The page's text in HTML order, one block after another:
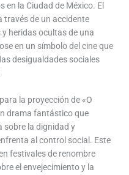
en la Ciudad de México. El
través de un accidente
heridas ocultas de una
en un símbolo del cine que
desigualdades sociales
la proyección de «O
drama fantástico que
sobre la dignidad y
al control social. Este
festivales de renombre
el envejecimiento y la